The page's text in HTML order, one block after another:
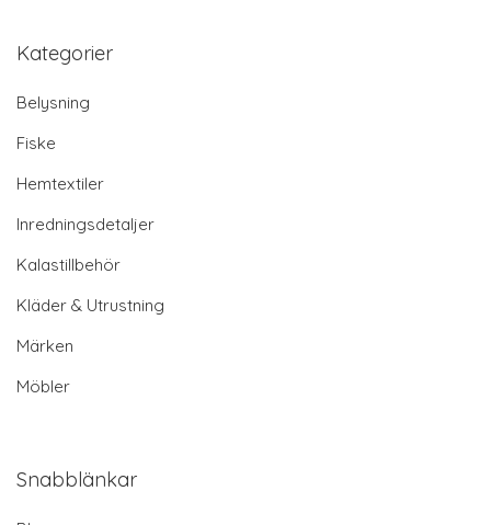
Kategorier
Belysning
Fiske
Hemtextiler
Inredningsdetaljer
Kalastillbehör
Kläder & Utrustning
Märken
Möbler
Snabblänkar